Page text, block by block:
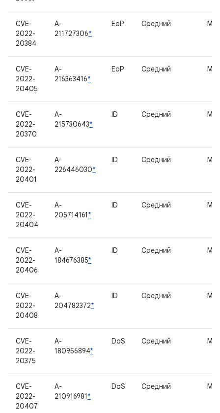
CVE-
2022-
20384
A-
211727306*
EoP Средний
CVE-
2022-
20405
A-
216363416*
EoP Средний
CVE-
2022-
20370
A-
215730643*
ID Средний
CVE-
2022-
20401
A-
226446030*
ID Средний
CVE-
2022-
20404
A-
205714161*
ID Средний
CVE-
2022-
20406
A-
184676385*
ID Средний
CVE-
2022-
20408
A-
204782372*
ID Средний
CVE-
2022-
20375
A-
180956894*
DoS Средний
CVE-
2022-
20407
A-
210916981*
DoS Средний